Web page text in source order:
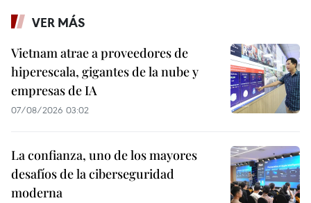
VER MÁS
Vietnam atrae a proveedores de
hiperescala, gigantes de la nube y
empresas de IA
07/08/2026 03:02
La confianza, uno de los mayores
desafíos de la ciberseguridad
moderna